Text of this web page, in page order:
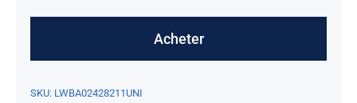
Acheter
SKU: LWBA02428211UNI